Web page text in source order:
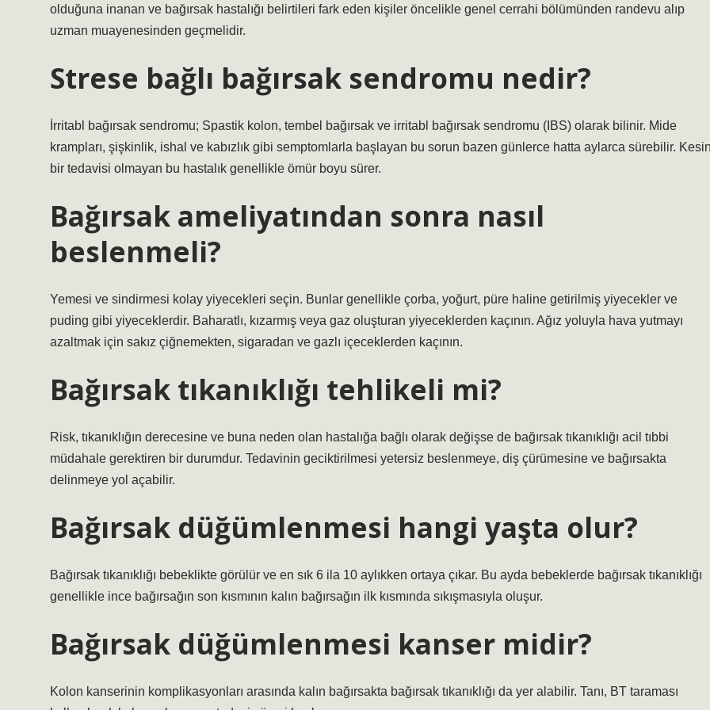
olduğuna inanan ve bağırsak hastalığı belirtileri fark eden kişiler öncelikle genel cerrahi bölümünden randevu alıp
uzman muayenesinden geçmelidir.
Strese bağlı bağırsak sendromu nedir?
İrritabl bağırsak sendromu; Spastik kolon, tembel bağırsak ve irritabl bağırsak sendromu (IBS) olarak bilinir. Mide
krampları, şişkinlik, ishal ve kabızlık gibi semptomlarla başlayan bu sorun bazen günlerce hatta aylarca sürebilir.
bir tedavisi olmayan bu hastalık genellikle ömür boyu sürer.
Bağırsak ameliyatından sonra nasıl
beslenmeli?
Yemesi ve sindirmesi kolay yiyecekleri seçin. Bunlar genellikle çorba, yoğurt, püre haline getirilmiş yiyecekler ve
puding gibi yiyeceklerdir. Baharatlı, kızarmış veya gaz oluşturan yiyeceklerden kaçının. Ağız yoluyla hava yutmayı
azaltmak için sakız çiğnemekten, sigaradan ve gazlı içeceklerden kaçının.
Bağırsak tıkanıklığı tehlikeli mi?
Risk, tıkanıklığın derecesine ve buna neden olan hastalığa bağlı olarak değişse de bağırsak tıkanıklığı acil tıbbi
müdahale gerektiren bir durumdur. Tedavinin geciktirilmesi yetersiz beslenmeye, diş çürümesine ve bağırsakta
delinmeye yol açabilir.
Bağırsak düğümlenmesi hangi yaşta olur?
Bağırsak tıkanıklığı bebeklikte görülür ve en sık 6 ila 10 aylıkken ortaya çıkar. Bu ayda bebeklerde bağırsak tıkanıklığı
genellikle ince bağırsağın son kısmının kalın bağırsağın ilk kısmında sıkışmasıyla oluşur.
Bağırsak düğümlenmesi kanser midir?
Kolon kanserinin komplikasyonları arasında kalın bağırsakta bağırsak tıkanıklığı da yer alabilir. Tanı, BT taraması